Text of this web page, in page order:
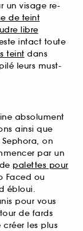
un visage re-
de teint
libre
intact toute
teint dans
leurs must-
absolument
ainsi que
on
par un
palettes pour
Faced ou
ébloui.
pour vous
de fards
créer les plus